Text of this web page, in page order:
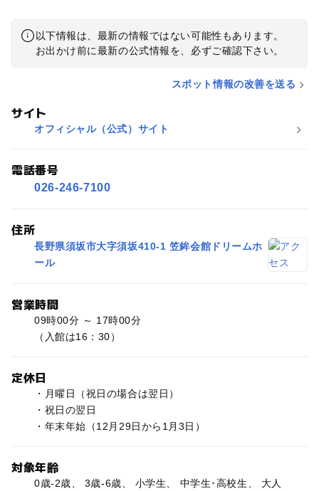
以下情報は、最新の情報ではない可能性もあります。
お出かけ前に最新の公式情報を、必ずご確認下さい。
スポット情報の改善を送る
サイト
オフィシャル（公式）サイト
電話番号
026-246-7100
住所
長野県須坂市大字須坂410-1 笠鉾会館ドリームホ
ール
営業時間
09時00分 ～ 17時00分
（入館は16：30）
定休日
・月曜日（祝日の場合は翌日）
・祝日の翌日
・年末年始（12月29日から1月3日）
対象年齢
0歳-2歳、 3歳-6歳、 小学生、 中学生･高校生、 大人